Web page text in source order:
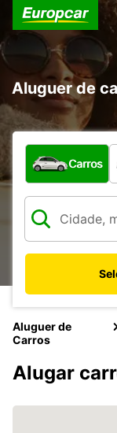
Aluguer de
Que tipo de
Carros
Aluguer de
Carros
Alugar